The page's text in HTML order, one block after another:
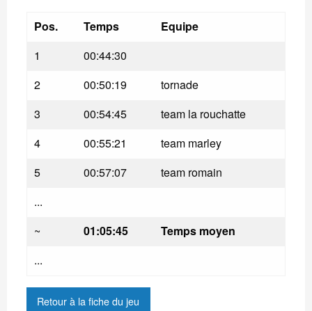
Pos. Temps
Equipe
1
00:44:30
2
00:50:19
tornade
3
00:54:45
team la rouchatte
4
00:55:21
team marley
5
00:57:07
team romain
...
~
01:05:45
Temps moyen
...
Retour à la fiche du jeu